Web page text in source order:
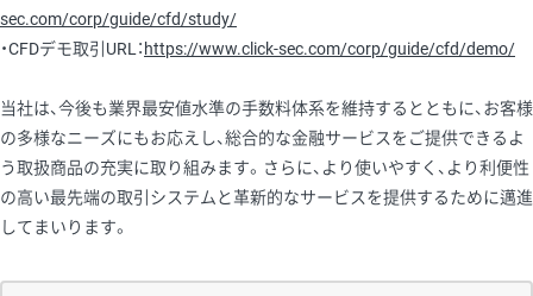
sec.com/corp/guide/cfd/study/
・CFDデモ取引URL： https://www.click-sec.com/corp/guide/cfd/demo/
当社は、今後も業界最安値水準の手数料体系を維持するとともに、お客様
の多様なニーズにもお応えし、総合的な金融サービスをご提供できるよ
う取扱商品の充実に取り組みます。さらに、より使いやすく、より利便性
の高い最先端の取引システムと革新的なサービスを提供するために邁進
してまいります。